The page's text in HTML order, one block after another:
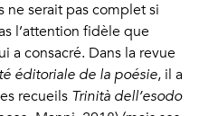
ne serait pas complet si
l’attention fidèle que
a consacré. Dans la revue
éditoriale de la poésie, il a
recueils Trinità dell’esodo